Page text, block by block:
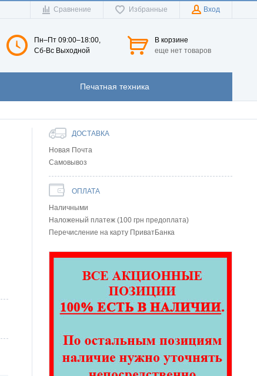
Сравнение Избранные Вход
Пн–Пт 09:00–18:00,
Сб-Вс Выходной
В корзине
еще нет товаров
Печатная техника
ДОСТАВКА
Новая Почта
Самовывоз
ОПЛАТА
Наличными
Наложеный платеж (100 грн предоплата)
Перечисление на карту ПриватБанка